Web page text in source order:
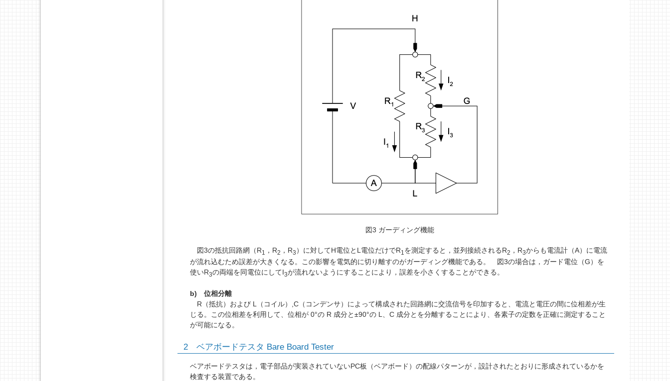
図3 ガーディング機能
図3の抵抗回路網（R1 ，R2 ，R3 ）に対してH電位とL電位だけでR1 を測定すると，並列接続されるR2 ，R3からも電流計（A）に電流
が流れ込むため誤差が大きくなる。この影響を電気的に切り離すのがガーディング機能である。 図3の場合は，ガード電位（G）を
使いR3の両端を同電位にしてI3が流れないようにすることにより，誤差を小さくすることができる。
b) 位相分離
R（抵抗）および L（コイル）,C（コンデンサ）によって構成された回路網に交流信号を印加すると、電流と電圧の間に位相差が生
じる。この位相差を利用して、位相が 0°の R 成分と±90°の L、C 成分とを分離することにより、各素子の定数を正確に測定すること
が可能になる。
2 ベアボードテスタ Bare Board Tester
ベアボードテスタは，電子部品が実装されていないPC板（ベアボード）の配線パターンが，設計されたとおりに形成されているかを
検査する装置である。